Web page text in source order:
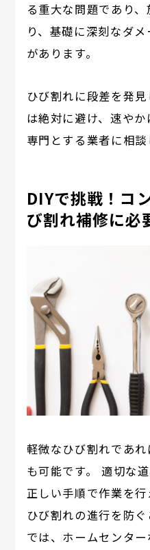
る重大な問題であり
り、基礎に深刻なダ
があります。
ひび割れに段差を発
は絶対に避け、速や
専門とする業者に相談
DIYで挑戦！コ
び割れ補修に必
軽微なひび割れであ
も可能です。 適切な
正しい手順で作業を行
ひび割れの進行を防
では、ホームセンタ